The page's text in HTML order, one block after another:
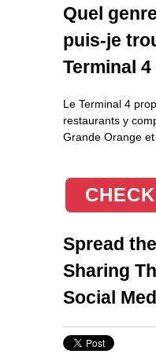
Quel
puis-je
Terminal 4
Le Terminal 4
restaurants y
Grande Orange et
Spread
Sharing
Social